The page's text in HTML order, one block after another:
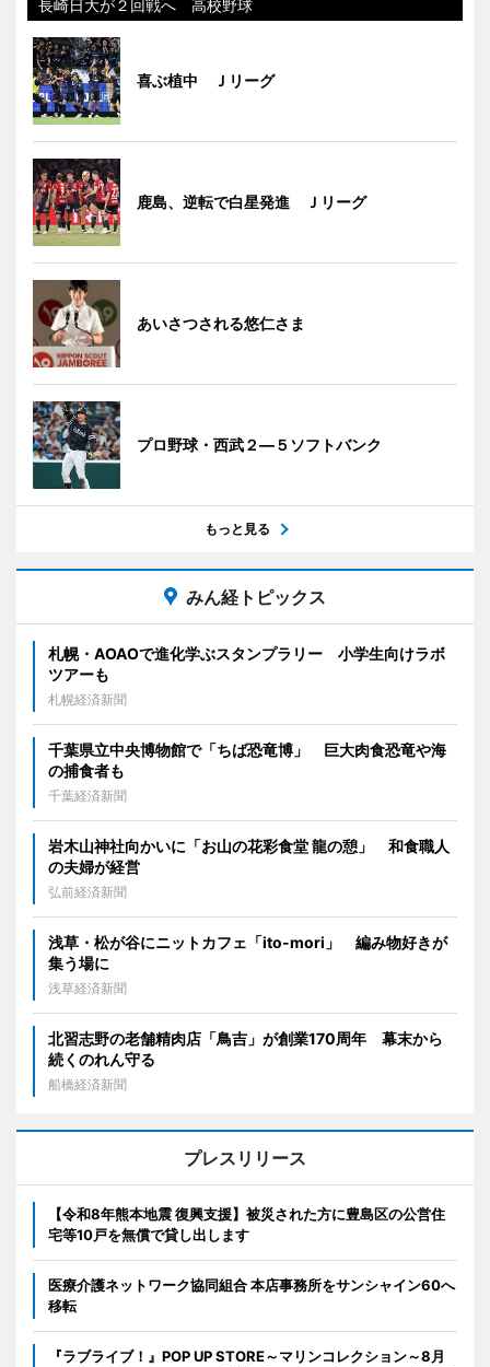
長崎日大が２回戦へ 高校野球
喜ぶ植中 Ｊリーグ
鹿島、逆転で白星発進 Ｊリーグ
あいさつされる悠仁さま
プロ野球・西武２―５ソフトバンク
もっと見る
みん経トピックス
札幌・AOAOで進化学ぶスタンプラリー 小学生向けラボ
ツアーも
札幌経済新聞
千葉県立中央博物館で「ちば恐竜博」 巨大肉食恐竜や海
の捕食者も
千葉経済新聞
岩木山神社向かいに「お山の花彩食堂 龍の憩」 和食職人
の夫婦が経営
弘前経済新聞
浅草・松が谷にニットカフェ「ito-mori」 編み物好きが
集う場に
浅草経済新聞
北習志野の老舗精肉店「鳥吉」が創業170周年 幕末から
続くのれん守る
船橋経済新聞
プレスリリース
【令和8年熊本地震 復興支援】被災された方に豊島区の公営住
宅等10戸を無償で貸し出します
医療介護ネットワーク協同組合 本店事務所をサンシャイン60へ
移転
『ラブライブ！』POP UP STORE～マリンコレクション～8月